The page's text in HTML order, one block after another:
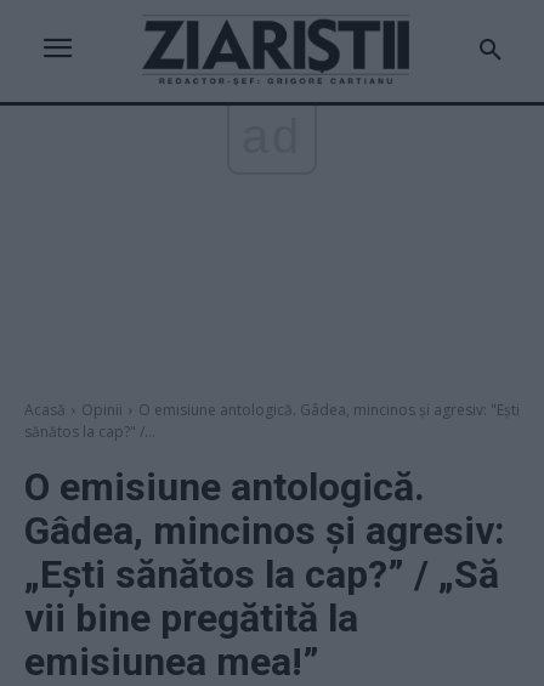
Acasă Opinii
O emisiune antologică. Gâdea, mincinos și agresiv: "Ești
sănătos la cap?" /...
O emisiune antologică.
Gâdea, mincinos și agresiv:
„Ești sănătos la cap?” / „Să
vii bine pregătită la
emisiunea mea!”